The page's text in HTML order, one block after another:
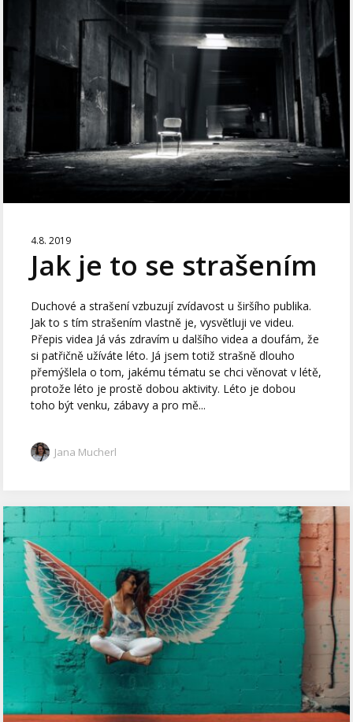
4.8. 2019
Jak je to se strašením
Duchové a strašení vzbuzují zvídavost u širšího publika.
Jak to s tím strašením vlastně je, vysvětluji ve videu.
Přepis videa Já vás zdravím u dalšího videa a doufám, že
si patřičně užíváte léto. Já jsem totiž strašně dlouho
přemýšlela o tom, jakému tématu se chci věnovat v létě,
protože léto je prostě dobou aktivity. Léto je dobou
toho být venku, zábavy a pro mě...
Jana Mucherl